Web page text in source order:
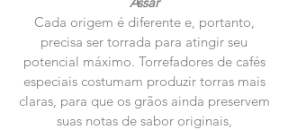
Cada origem é diferente e, portanto,
precisa ser torrada para atingir seu
potencial máximo. Torrefadores de cafés
especiais costumam produzir torras mais
claras, para que os grãos ainda preservem
suas notas de sabor originais,